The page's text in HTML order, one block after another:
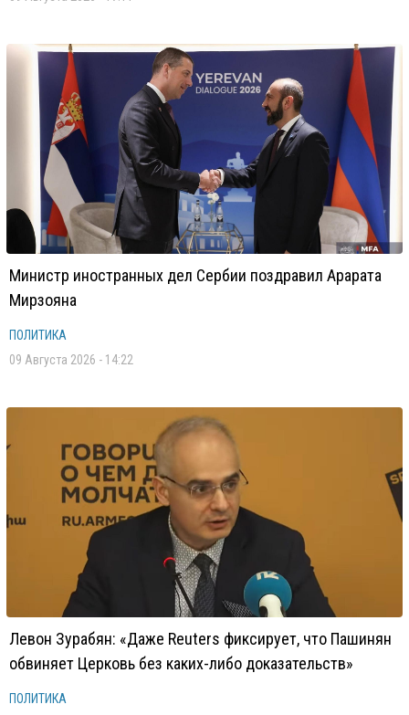
Министр иностранных дел Сербии поздравил Арарата
Мирзояна
ПОЛИТИКА
09 Августа 2026 - 14:22
Левон Зурабян: «Даже Reuters фиксирует, что Пашинян
обвиняет Церковь без каких-либо доказательств»
ПОЛИТИКА